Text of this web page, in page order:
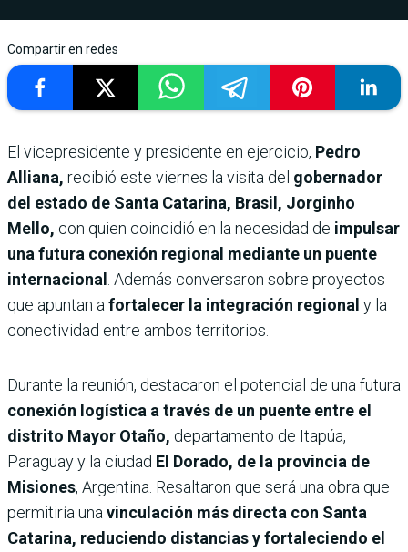
Compartir en redes
El vicepresidente y presidente en ejercicio, Pedro
Alliana, recibió este viernes la visita del gobernador
del estado de Santa Catarina, Brasil, Jorginho
Mello, con quien coincidió en la necesidad de impulsar
una futura conexión regional mediante un puente
internacional . Además conversaron sobre proyectos
que apuntan a fortalecer la integración regional y la
conectividad entre ambos territorios.
Durante la reunión, destacaron el potencial de una futura
conexión logística a través de un puente entre el
distrito Mayor Otaño, departamento de Itapúa,
Paraguay y la ciudad El Dorado, de la provincia de
Misiones, Argentina. Resaltaron que será una obra que
permitiría una vinculación más directa con Santa
Catarina, reduciendo distancias y fortaleciendo el